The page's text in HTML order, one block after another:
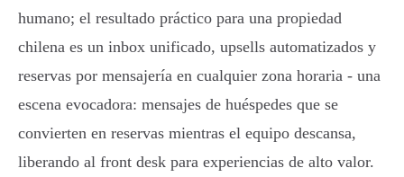
humano; el resultado práctico para una propiedad
chilena es un inbox unificado, upsells automatizados y
reservas por mensajería en cualquier zona horaria - una
escena evocadora: mensajes de huéspedes que se
convierten en reservas mientras el equipo descansa,
liberando al front desk para experiencias de alto valor.